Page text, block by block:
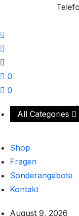
0
0
All Categories
Shop
Fragen
Sonderangebote
Kontakt
August 9, 2026